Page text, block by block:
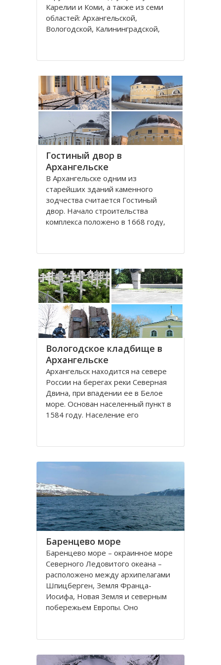
Карелии и Коми, а также из семи
областей: Архангельской,
Вологодской, Калининградской,
округа входит город федерального
автономный округ
Гостиный двор в
Архангельске
В Архангельске одним из
старейших зданий каменного
зодчества считается Гостиный
двор. Начало строительства
комплекса положено в 1668 году,
себе две функции: торговую и
Архангельск на тот момент являлся
крупным
Вологодское кладбище в
Архангельске
Архангельск находится на севере
России на берегах реки Северная
Двина, при впадении ее в Белое
море. Основан населенный пункт в
1584 году. Население его
порт. На территории города, в
расположено Вологодское
Баренцево море
Баренцево море – окраинное море
Северного Ледовитого океана –
расположено между архипелагами
Шпицберген, Земля Франца-
Иосифа, Новая Земля и северным
побережьем Европы. Оно
поверхности составляет 1424
Вмещает 282